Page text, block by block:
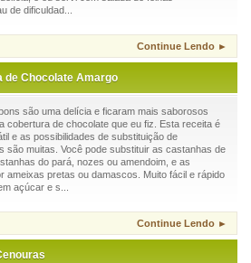
de dificuldad...
Continue Lendo ►
de Chocolate Amargo
são uma delícia e ficaram mais saborosos
cobertura de chocolate que eu fiz. Esta receita é
e as possibilidades de substituição de
são muitas. Você pode substituir as castanhas de
do pará, nozes ou amendoim, e as
ameixas pretas ou damascos. Muito fácil e rápido
açúcar e s...
Continue Lendo ►